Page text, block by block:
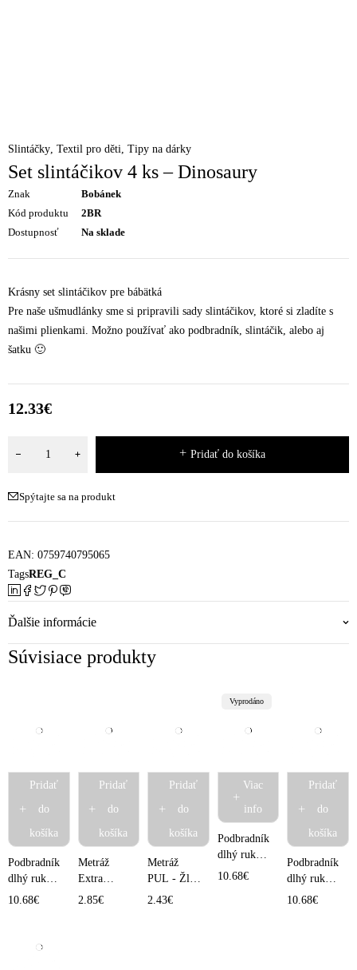
Slintáčky Textil pro děti Tipy na dárky
Set slintáčikov 4 ks – Dinosaury
Znak
Bobánek
Kód produktu
2BR
Dostupnosť
Na sklade
Krásny set slintáčikov pre bábätká
Pre naše ušmudlánky sme si pripravili sady slintáčikov, ktoré si zladíte s
našimi plienkami. Možno používať ako podbradník, slintáčik, alebo aj
šatku 🙂
12.33€
Pridať do košíka
Spýtajte sa na produkt
EAN: 0759740795065
TagsREG_C
Ďalšie informácie
Súvisiace produkty
Pridať
do
košíka
Podbradník
dlhý rukáv
- Tulipány
10.68€
Pridať
do
košíka
Metráž
Extra
jemná PUL
2.85€
Pridať
do
košíka
Metráž
PUL - Žltá
10x150 cm
2.43€
Vyprodáno
Viac
info
Podbradník
dlhý rukáv
- Mesto
10.68€
Pridať
do
košíka
Podbradník
dlhý rukáv
- Autíčko
10.68€